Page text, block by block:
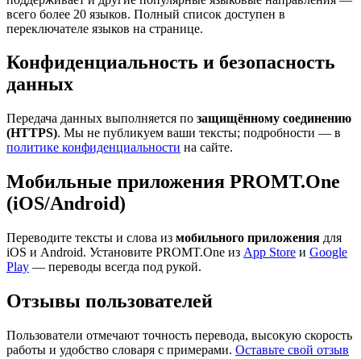
всего более 20 языков. Полный список доступен в
переключателе языков на странице.
Конфиденциальность и безопасность
данных
Передача данных выполняется по защищённому соединению
(HTTPS). Мы не публикуем ваши тексты; подробности — в
политике конфиденциальности на сайте.
Мобильные приложения PROMT.One
(iOS/Android)
Переводите тексты и слова из мобильного приложения для
iOS и Android. Установите PROMT.One из App Store и Google
Play — переводы всегда под рукой.
Отзывы пользователей
Пользователи отмечают точность перевода, высокую скорость
работы и удобство словаря с примерами. Оставьте свой отзыв